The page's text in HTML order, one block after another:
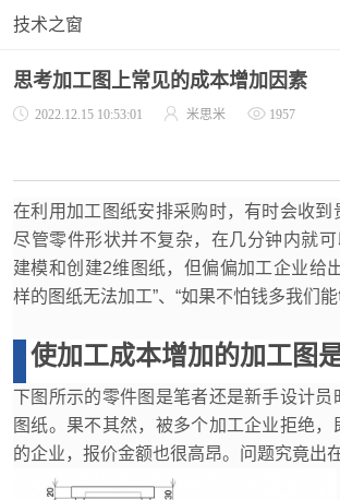
技术之窗
思考加工图上常见的成本增加因素
2022.12.15 10:53:01 米思米 1957
在利用加工图纸安排采购时，有时会收到
尽管零件形状并不复杂，在几分钟内就
建模和创建2维图纸，但偏偏加工企业给
样的图纸无法加工”、“如果不怕钱多我们能
使加工成本增加的加工图
下图所示的零件图是笔者还是新手设计员
图纸。果不其然，被多个加工企业拒绝
的企业，报价金额也很高昂。问题究竟出